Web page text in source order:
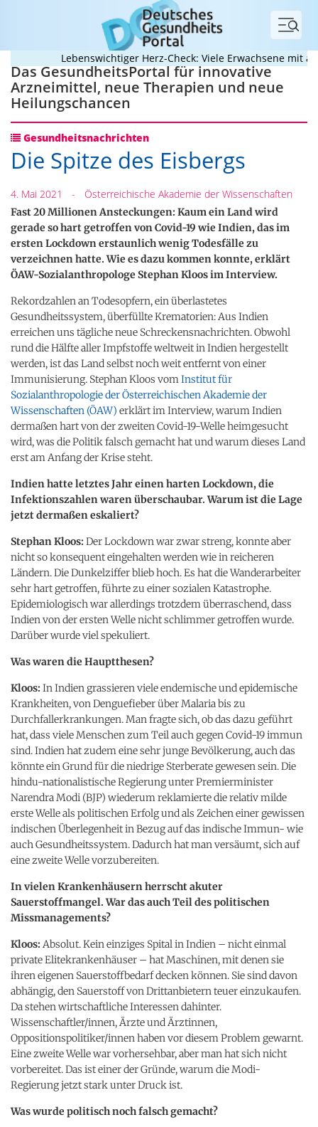
Menü
Lebenswichtiger Herz-Check: Viele Erwachsene mit
Das GesundheitsPortal für innovative
Arzneimittel, neue Therapien und neue
Heilungschancen
Gesundheitsnachrichten
Die Spitze des Eisbergs
4. Mai 2021 - Österreichische Akademie der Wissenschaften
Fast 20 Millionen Ansteckungen: Kaum ein Land wird
gerade so hart getroffen von Covid-19 wie Indien, das im
ersten Lockdown erstaunlich wenig Todesfälle zu
verzeichnen hatte. Wie es dazu kommen konnte, erklärt
ÖAW-Sozialanthropologe Stephan Kloos im Interview.
Rekordzahlen an Todesopfern, ein überlastetes
Gesundheitssystem, überfüllte Krematorien: Aus Indien
erreichen uns tägliche neue Schreckensnachrichten. Obwohl
rund die Hälfte aller Impfstoffe weltweit in Indien hergestellt
werden, ist das Land selbst noch weit entfernt von einer
Immunisierung. Stephan Kloos vom Institut für
Sozialanthropologie der Österreichischen Akademie der
Wissenschaften (ÖAW) erklärt im Interview, warum Indien
dermaßen hart von der zweiten Covid-19-Welle heimgesucht
wird, was die Politik falsch gemacht hat und warum dieses Land
erst am Anfang der Krise steht.
Indien hatte letztes Jahr einen harten Lockdown, die
Infektionszahlen waren überschaubar. Warum ist die Lage
jetzt dermaßen eskaliert?
Stephan Kloos:Der Lockdown war zwar streng, konnte aber
nicht so konsequent eingehalten werden wie in reicheren
Ländern. Die Dunkelziffer blieb hoch. Es hat die Wanderarbeiter
sehr hart getroffen, führte zu einer sozialen Katastrophe.
Epidemiologisch war allerdings trotzdem überraschend, dass
Indien von der ersten Welle nicht schlimmer getroffen wurde.
Darüber wurde viel spekuliert.
Was waren die Hauptthesen?
Kloos:In Indien grassieren viele endemische und epidemische
Krankheiten, von Denguefieber über Malaria bis zu
Durchfallerkrankungen. Man fragte sich, ob das dazu geführt
hat, dass viele Menschen zum Teil auch gegen Covid-19 immun
sind. Indien hat zudem eine sehr junge Bevölkerung, auch das
könnte ein Grund für die niedrige Sterberate gewesen sein. Die
hindu-nationalistische Regierung unter Premierminister
Narendra Modi (BJP) wiederum reklamierte die relativ milde
erste Welle als politischen Erfolg und als Zeichen einer gewissen
indischen Überlegenheit in Bezug auf das indische Immun- wie
auch Gesundheitssystem. Dadurch hat man versäumt, sich auf
eine zweite Welle vorzubereiten.
In vielen Krankenhäusern herrscht akuter
Sauerstoffmangel. War das auch Teil des politischen
Missmanagements?
Kloos: Absolut. Kein einziges Spital in Indien – nicht einmal
private Elitekrankenhäuser – hat Maschinen, mit denen sie
ihren eigenen Sauerstoffbedarf decken können. Sie sind davon
abhängig, den Sauerstoff von Drittanbietern teuer einzukaufen.
Da stehen wirtschaftliche Interessen dahinter.
Wissenschaftler/innen, Ärzte und Ärztinnen,
Oppositionspolitiker/innen haben vor diesem Problem gewarnt.
Eine zweite Welle war vorhersehbar, aber man hat sich nicht
vorbereitet. Das ist einer der Gründe, warum die Modi-
Regierung jetzt stark unter Druck ist.
Was wurde politisch noch falsch gemacht?